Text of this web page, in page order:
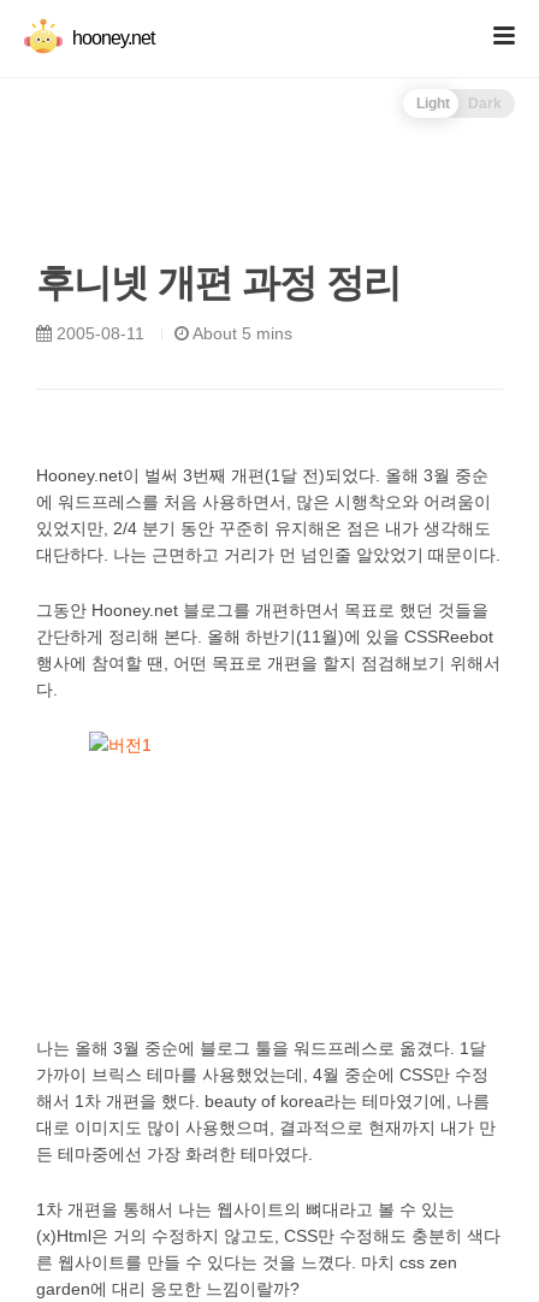
hooney.net
Light Dark
후니넷 개편 과정 정리
2005-08-11 About 5 mins
Hooney.net이 벌써 3번째 개편(1달 전)되었다. 올해 3월 중순
에 워드프레스를 처음 사용하면서, 많은 시행착오와 어려움이
있었지만, 2/4 분기 동안 꾸준히 유지해온 점은 내가 생각해도
대단하다. 나는 근면하고 거리가 먼 넘인줄 알았었기 때문이다.
그동안 Hooney.net 블로그를 개편하면서 목표로 했던 것들을
간단하게 정리해 본다. 올해 하반기(11월)에 있을 CSSReebot
행사에 참여할 땐, 어떤 목표로 개편을 할지 점검해보기 위해서
다.
나는 올해 3월 중순에 블로그 툴을 워드프레스로 옮겼다. 1달
가까이 브릭스 테마를 사용했었는데, 4월 중순에 CSS만 수정
해서 1차 개편을 했다. beauty of korea라는 테마였기에, 나름
대로 이미지도 많이 사용했으며, 결과적으로 현재까지 내가 만
든 테마중에선 가장 화려한 테마였다.
1차 개편을 통해서 나는 웹사이트의 뼈대라고 볼 수 있는
(x)Html은 거의 수정하지 않고도, CSS만 수정해도 충분히 색다
른 웹사이트를 만들 수 있다는 것을 느꼈다. 마치 css zen
garden에 대리 응모한 느낌이랄까?